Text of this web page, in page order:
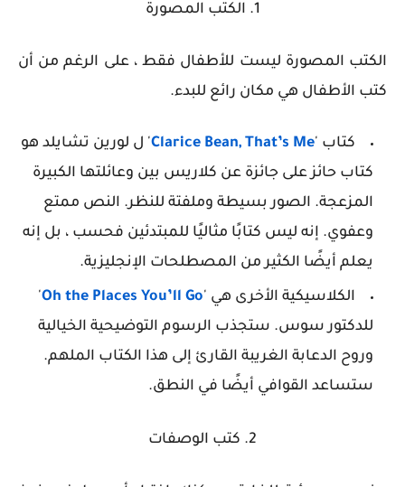
1. الكتب المصورة
الكتب المصورة ليست للأطفال فقط ، على الرغم من أن
كتب الأطفال هي مكان رائع للبدء.
كتاب 'Clarice Bean, That’s Me' ل لورين تشايلد هو
كتاب حائز على جائزة عن كلاريس بين وعائلتها الكبيرة
المزعجة. الصور بسيطة وملفتة للنظر. النص ممتع
وعفوي. إنه ليس كتابًا مثاليًا للمبتدئين فحسب ، بل إنه
يعلم أيضًا الكثير من المصطلحات الإنجليزية.
الكلاسيكية الأخرى هي 'Oh the Places You’ll Go
'
للدكتور سوس. ستجذب الرسوم التوضيحية الخيالية
وروح الدعابة الغريبة القارئ إلى هذا الكتاب الملهم.
ستساعد القوافي أيضًا في النطق.
2. كتب الوصفات